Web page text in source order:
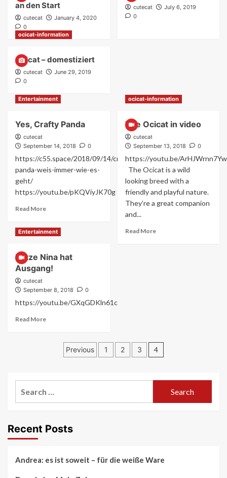
Andrea: es ist soweit – für die weiße Ware
3
Entertainment
Das Ocicat 2020 geht an den Start
Follow me!
5
ocicat-information
an den Start
cutecat
January 4, 2020
0
cutecat
July 6, 2019
0
ocicat-information
Ocicat – domestiziert
cutecat
June 29, 2019
0
Entertainment
Yes, Crafty Panda
cutecat
September 14, 2018
0
https://c55.space/2018/09/14/crafty-
panda-weis-immer-wie-es-
geht/
https://youtu.be/pKQViyJK70g
Read MoreRead
about
Yes,
Panda
ocicat-information
The Ocicat in video
cutecat
September 13, 2018
0
https://youtu.be/ArHJWrnn7Yw
The Ocicat is a wild
looking breed with a
friendly and playful nature.
They’re a great companion
and...
Read MoreRead
Entertainment
Katze Nina hat
Ausgang!
cutecat
September 8, 2018
0
https://youtu.be/GXqGDKln61c
Read MoreRead
Posts
Previous 1 2 3 4
Recent Posts
Andrea: es ist soweit – für die weiße Ware